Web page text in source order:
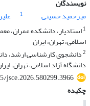
نویسندگان
میرحمید حسینی
1
1استادیار، دانشکده عمران،
اسلامی، تهران، ایران
2دانشجوی کارشناسی ارشد،
دانشگاه آزاد اسلامی، تهران،
jsce.2026.580299.3966
چکیده